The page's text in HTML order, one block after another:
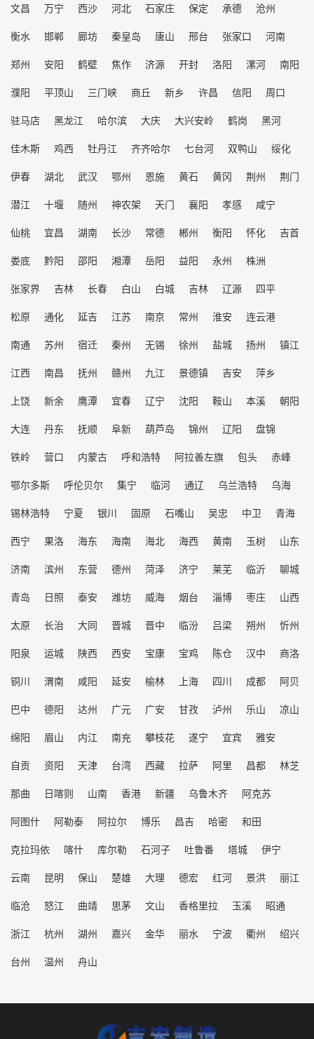
文昌
万宁 西沙 河北 石家庄 保定 承德
沧州
衡水
邯郸 廊坊 秦皇岛 唐山 邢台 张家口
河南
郑州
安阳 鹤壁 焦作 济源 开封 洛阳 漯河
南阳
濮阳
平顶山 三门峡 商丘 新乡 许昌 信阳
周口
驻马店
黑龙江 哈尔滨 大庆 大兴安岭 鹤岗
黑河
佳木斯
鸡西 牡丹江 齐齐哈尔 七台河 双鸭山
绥化
伊春
湖北 武汉 鄂州 恩施 黄石 黄冈 荆州
荆门
潜江
十堰 随州 神农架 天门 襄阳 孝感
咸宁
仙桃
宜昌 湖南 长沙 常德 郴州 衡阳 怀化
吉首
娄底
黔阳 邵阳 湘潭 岳阳 益阳 永州
株洲
张家界
吉林 长春 白山 白城 吉林 辽源
四平
松原
通化 延吉 江苏 南京 常州 淮安
连云港
南通
苏州 宿迁 秦州 无锡 徐州 盐城 扬州
镇江
江西
南昌 抚州 赣州 九江 景德镇 吉安
萍乡
上饶
新余 鹰潭 宜春 辽宁 沈阳 鞍山 本溪
朝阳
大连
丹东 抚顺 阜新 葫芦岛 锦州 辽阳
盘锦
铁岭
营口 内蒙古 呼和浩特 阿拉善左旗 包头
赤峰
鄂尔多斯
呼伦贝尔 集宁 临河 通辽 乌兰浩特
乌海
锡林浩特
宁夏 银川 固原 石嘴山 吴忠 中卫
青海
西宁
果洛 海东 海南 海北 海西 黄南 玉树
山东
济南
滨州 东营 德州 菏泽 济宁 莱芜 临沂
聊城
青岛
日照 泰安 潍坊 威海 烟台 淄博 枣庄
山西
太原
长治 大同 晋城 晋中 临汾 吕梁 朔州
忻州
阳泉
运城 陕西 西安 宝康 宝鸡 陈仓 汉中
商洛
铜川
渭南 咸阳 延安 榆林 上海 四川 成都
阿贝
巴中
德阳 达州 广元 广安 甘孜 泸州 乐山
凉山
绵阳
眉山 内江 南充 攀枝花 遂宁 宜宾
雅安
自贡
资阳 天津 台湾 西藏 拉萨 阿里 昌都
林芝
那曲
日喀则 山南 香港 新疆 乌鲁木齐
阿克苏
阿图什
阿勒泰 阿拉尔 博乐 昌吉 哈密
和田
克拉玛依
喀什 库尔勒 石河子 吐鲁番 塔城
伊宁
云南
昆明 保山 楚雄 大理 德宏 红河 景洪
丽江
临沧
怒江 曲靖 思茅 文山 香格里拉 玉溪
昭通
浙江
杭州 湖州 嘉兴 金华 丽水 宁波 衢州
绍兴
台州
温州 舟山